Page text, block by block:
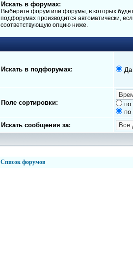
Искать в форумах:
Выберите форум или форумы, в которых
подфорумах производится автоматически,
соответствующую опцию ниже.
Искать в подфорумах: Да
Поле сортировки:
по
по
Искать сообщения за:
Список форумов